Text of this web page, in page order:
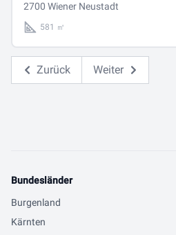
2700 Wiener Neustadt
581 ㎡
Zurück Weiter
Bundesländer
Burgenland
Kärnten